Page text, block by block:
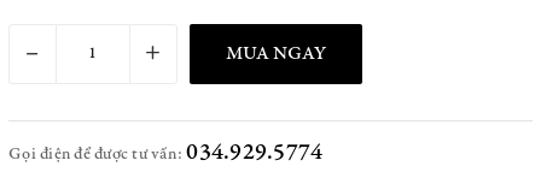
– + MUA NGAY
Gọi điện để được tư vấn:034.929.5774